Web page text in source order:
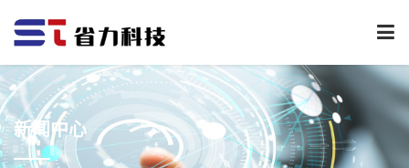
下
拉
菜
单
新闻中心